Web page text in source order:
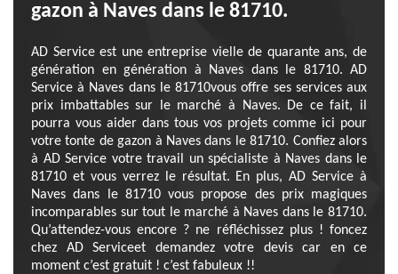
gazon à Naves dans le 81710.
AD Service est une entreprise vielle de quarante ans, de
génération en génération à Naves dans le 81710. AD
Service à Naves dans le 81710vous offre ses services aux
prix imbattables sur le marché à Naves. De ce fait, il
pourra vous aider dans tous vos projets comme ici pour
votre tonte de gazon à Naves dans le 81710. Confiez alors
à AD Service votre travail un spécialiste à Naves dans le
81710 et vous verrez le résultat. En plus, AD Service à
Naves dans le 81710 vous propose des prix magiques
incomparables sur tout le marché à Naves dans le 81710.
Qu’attendez-vous encore ? ne réfléchissez plus ! foncez
chez AD Serviceet demandez votre devis car en ce
moment c’est gratuit ! c’est fabuleux !!